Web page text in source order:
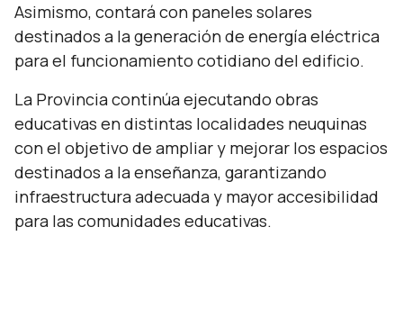
Asimismo, contará con paneles solares
destinados a la generación de energía eléctrica
para el funcionamiento cotidiano del edificio.
La Provincia continúa ejecutando obras
educativas en distintas localidades neuquinas
con el objetivo de ampliar y mejorar los espacios
destinados a la enseñanza, garantizando
infraestructura adecuada y mayor accesibilidad
para las comunidades educativas.